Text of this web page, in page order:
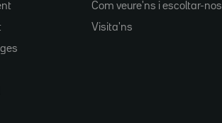
Com veure'ns i escoltar-nos
Visita'ns